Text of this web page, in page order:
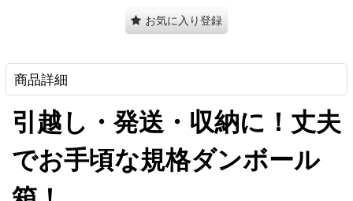
お気に入り登録
商品詳細
引越し・発送・収納に！丈夫
でお手頃な規格ダンボール